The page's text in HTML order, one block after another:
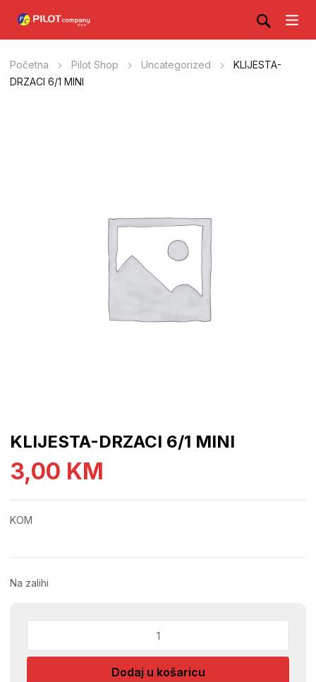
Početna Pilot Shop Uncategorized
KLIJESTA-
DRZACI 6/1 MINI
KLIJESTA-DRZACI 6/1 MINI
3,00 KM
KOM
Na zalihi
6/1
Dodaj u košaricu